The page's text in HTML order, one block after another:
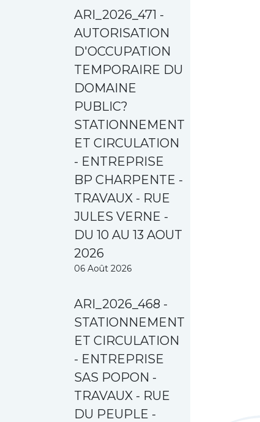
ARI_2026_471 -
AUTORISATION
D'OCCUPATION
TEMPORAIRE DU
DOMAINE
PUBLIC?
STATIONNEMENT
ET CIRCULATION
- ENTREPRISE
BP CHARPENTE -
TRAVAUX - RUE
JULES VERNE -
DU 10 AU 13 AOUT
2026
06 Août 2026
ARI_2026_468 -
STATIONNEMENT
ET CIRCULATION
- ENTREPRISE
SAS POPON -
TRAVAUX - RUE
DU PEUPLE -